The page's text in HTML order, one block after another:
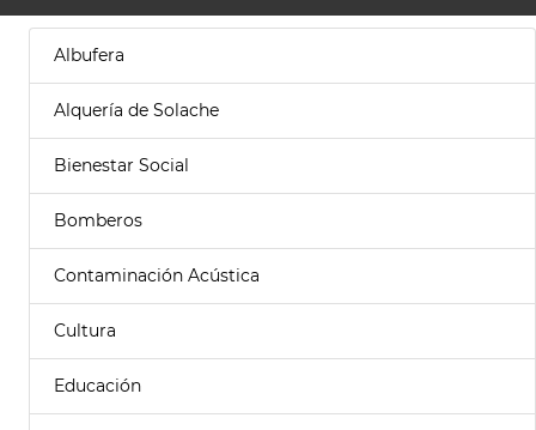
Albufera
Alquería de Solache
Bienestar Social
Bomberos
Contaminación Acústica
Cultura
Educación